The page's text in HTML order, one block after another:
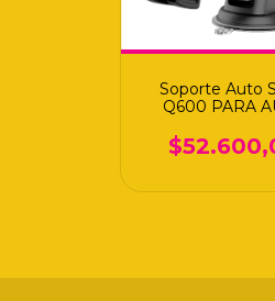
Soporte Auto
Q600 PARA